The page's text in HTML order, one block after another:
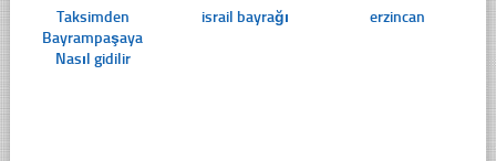
Taksimden
Bayrampaşaya
Nasıl gidilir
israil bayrağı erzincan